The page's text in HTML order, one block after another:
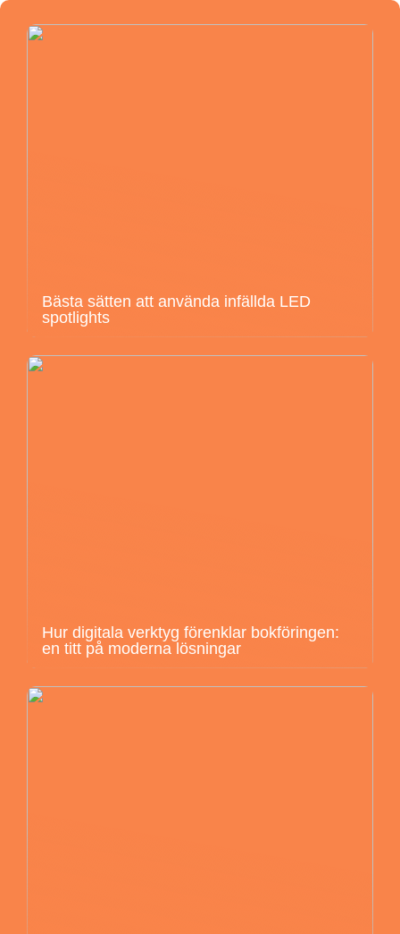
Bästa sätten att använda infällda LED
spotlights
Hur digitala verktyg förenklar bokföringen:
en titt på moderna lösningar